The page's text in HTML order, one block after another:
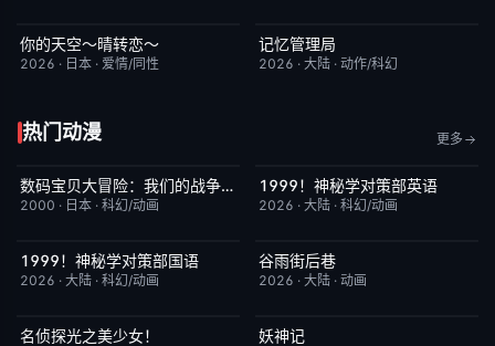
更新至第02集
你的天空～晴转恋～
2026 · 日本 · 爱情/同性
更新至第4集
记忆管理局
2026 · 大陆 · 动作/科幻
热门动漫 更多
昨日更新 8.9数码宝贝大冒险：我们的战争游戏！
2000 · 日本 · 科幻/动画
更新至第3集 10.0
1999！神秘学对策部英语
2026 · 大陆 · 科幻/动画
更新至第3集
1999！神秘学对策部国语
2026 · 大陆 · 科幻/动画
更新至第4集
谷雨街后巷
2026 · 大陆 · 动画
更新至第28集
名侦探光之美少女！ 更新至第441集
妖神记